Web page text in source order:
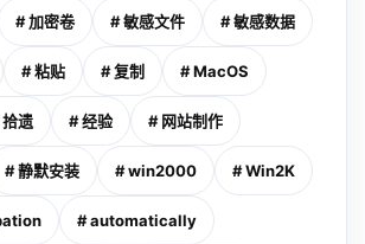
# 加密卷 # 敏感文件 # 敏感数据
# 粘贴 # 复制 # MacOS
遗 # 经验 # 网站制作
# 静默安装 # win2000 # Win2K
# automatically